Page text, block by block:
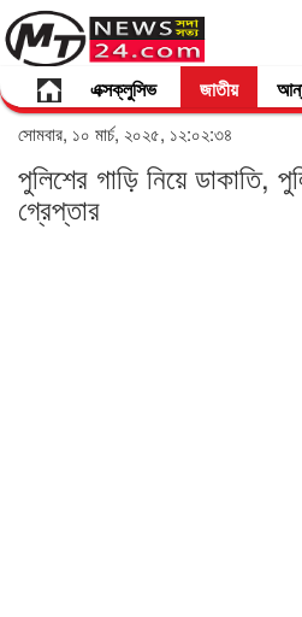
এক্সক্লুসিভ জাতীয়
সোমবার, ১০ মার্চ, ২০২৫, ১২:০২:৩৪
পুলিশের গাড়ি নিয়ে
গ্রেপ্তার